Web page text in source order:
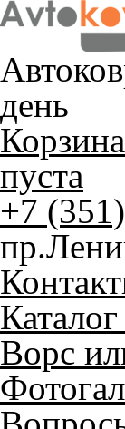
день
Корзина
пуста
+7
Ворс